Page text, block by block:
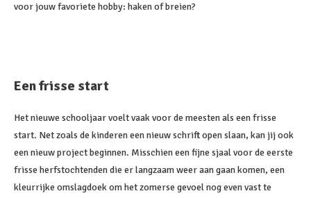
voor jouw favoriete hobby: haken of breien?
Een frisse start
Het nieuwe schooljaar voelt vaak voor de meesten als een frisse
start. Net zoals de kinderen een nieuw schrift open slaan, kan jij ook
een nieuw project beginnen. Misschien een fijne sjaal voor de eerste
frisse herfstochtenden die er langzaam weer aan gaan komen, een
kleurrijke omslagdoek om het zomerse gevoel nog even vast te